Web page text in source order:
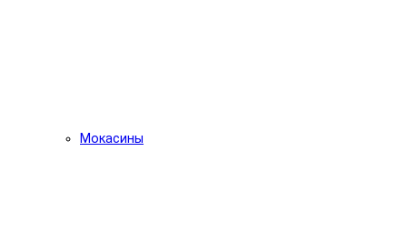
Мокасины